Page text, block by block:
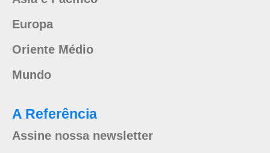
Europa
Oriente Médio
Mundo
A Referência
Assine nossa newsletter